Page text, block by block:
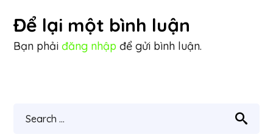
Để lại một bình luận
Bạn phảiđăng nhập để gửi bình luận.